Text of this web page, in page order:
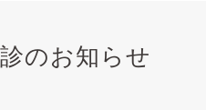
のお知らせ